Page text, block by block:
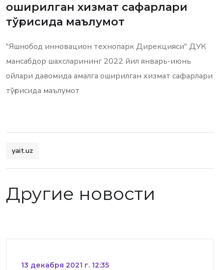
оширилган хизмат сафарлари
тўғрисида маълумот
"Яшнобод инновацион технопарк Дирекцияси" ДУК
мансабдор шахсларининг 2022 йил январь-июнь
ойлари давомида амалга оширилган хизмат сафарлари
тўғрисида маълумот
yait.uz
Другие новости
13 декабря 2021 г. 12:35